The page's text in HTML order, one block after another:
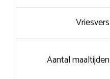
Vriesvers
Aantal maaltijden